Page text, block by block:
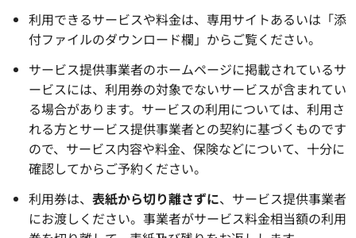
利用できるサービスや料金は、専用サイトあるいは「添
付ファイルのダウンロード欄」からご覧ください。
サービス提供事業者のホームページに掲載されているサ
ービスには、利用券の対象でないサービスが含まれてい
る場合があります。サービスの利用については、利用さ
れる方とサービス提供事業者との契約に基づくものです
ので、サービス内容や料金、保険などについて、十分に
確認してからご予約ください。
利用券は、 表紙から切り離さずに、サービス提供事業者
にお渡しください。事業者がサービス料金相当額の利用